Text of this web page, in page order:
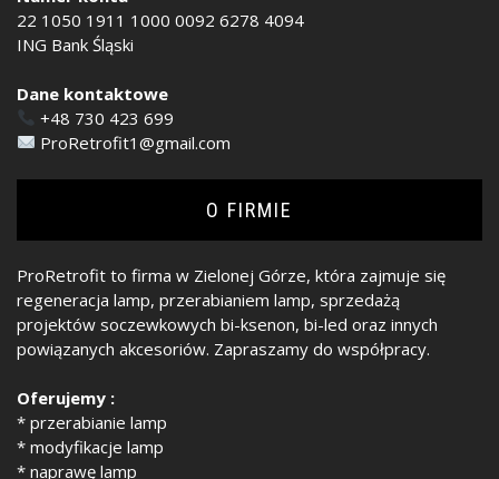
22 1050 1911 1000 0092 6278 4094
ING Bank Śląski
Dane kontaktowe
+48 730 423 699
ProRetrofit1@gmail.com
O FIRMIE
ProRetrofit to firma w Zielonej Górze, która zajmuje się
regeneracja lamp, przerabianiem lamp, sprzedażą
projektów soczewkowych bi-ksenon, bi-led oraz innych
powiązanych akcesoriów. Zapraszamy do współpracy.
Oferujemy :
* przerabianie lamp
* modyfikacje lamp
* naprawę lamp